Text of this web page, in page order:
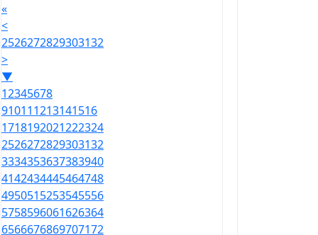
«
<
2526272829303132
>
▼
12345678
910111213141516
1718192021222324
2526272829303132
3334353637383940
4142434445464748
4950515253545556
5758596061626364
6566676869707172